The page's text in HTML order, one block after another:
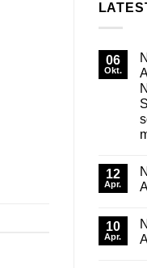
06
Okt.
zu
–
12
Apr.
zu
10
Apr.